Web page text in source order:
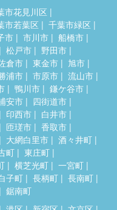
市花見川区
市若葉区
千葉市緑区
市 市川市
船橋市
松戸市
野田市
倉市 東金市
旭市
浦市 市原市
流山市
鴨川市
鎌ケ谷市
安市
四街道市
印西市
白井市
匝瑳市
香取市
大網白里市
酒々井町
町
東庄町
横芝光町
一宮町
子町 長柄町
長南町
鋸南町